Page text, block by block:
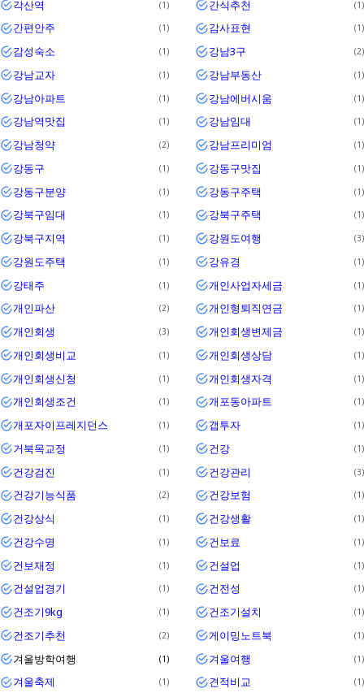
각산역 1 간식추천 1
간편안주 1 감사표현 1
감성숙소 1 강남3구 2
강남교자 1 강남부동산 1
강남아파트 1 강남에버시움 1
강남역맛집 1 강남임대 1
강남청약 2 강남프리미엄 1
강동구 1 강동구맛집 1
강동구분양 1 강동구주택 1
강북구임대 1 강북구주택 1
강북구지역 1 강원도여행 3
강원도주택 1 강유경 1
강태주 1 개인사업자세금 1
개인파산 2 개인형퇴직연금 1
개인회생 3 개인회생변제금 1
개인회생비교 1 개인회생상담 1
개인회생신청 1 개인회생자격 1
개인회생조건 1 개포동아파트 1
개포자이프레지던스 1 갭투자 1
거북목교정 1 건강 1
건강검진 1 건강관리 3
건강기능식품 2 건강보험 1
건강상식 1 건강생활 1
건강수명 1 건보료 1
건보재정 1 건설업 1
건설업경기 1 건전성 1
건조기9kg 1 건조기설치 1
건조기추천 2 게이밍노트북 1
겨울방학여행 1 겨울여행 1
겨울축제 1 견적비교 1